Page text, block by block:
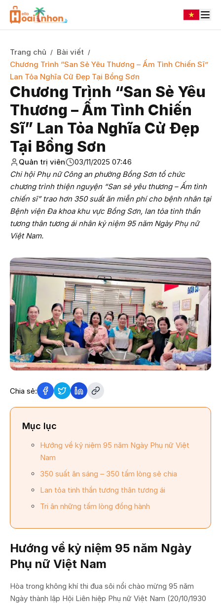
Trang chủ / Bài viết /
Chương Trình “San Sẻ Yêu Thương – Ấm Tình Chiến Sĩ”
Lan Tỏa Nghĩa Cử Đẹp Tại Bồng Sơn
Chương Trình “San Sẻ Yêu
Thương – Ấm Tình Chiến
Sĩ” Lan Tỏa Nghĩa Cử Đẹp
Tại Bồng Sơn
Quản trị viên
03/11/2025 07:46
Chi hội Phụ nữ Công an phường Bồng Sơn tổ chức
chương trình thiện nguyện “San sẻ yêu thương – Ấm tình
chiến sĩ” trao hơn 350 suất ăn miễn phí cho bệnh nhân tại
Bệnh viện Đa khoa khu vực Bồng Sơn, lan tỏa tinh thần
tương thân tương ái nhân kỷ niệm 95 năm Ngày Phụ nữ
Việt Nam.
Chia sẻ:
Mục lục
Hướng về kỷ niệm 95 năm Ngày Phụ nữ Việt
Nam
350 suất ăn sáng – 350 tấm lòng sẻ chia
Lan tỏa tinh thần tương thân tương ái
Tri ân những tấm lòng đồng hành
Hướng về kỷ niệm 95 năm Ngày
Phụ nữ Việt Nam
Hòa trong không khí thi đua sôi nổi chào mừng 95 năm
Ngày thành lập Hội Liên hiệp Phụ nữ Việt Nam (20/10/1930